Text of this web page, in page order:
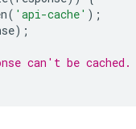
( 'api-cache' );
);
can't be cached.